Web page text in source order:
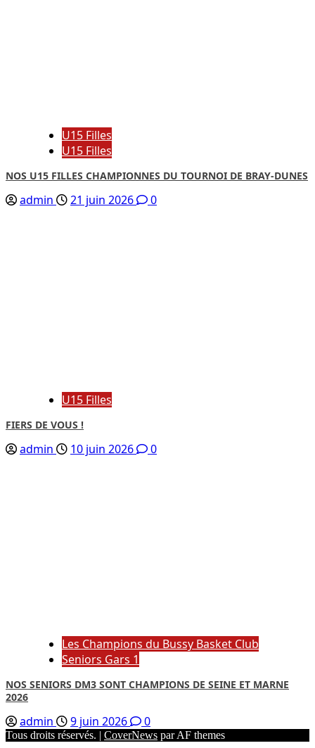
U15 Filles
U15 Filles
NOS U15 FILLES CHAMPIONNES DU TOURNOI DE BRAY-DUNES
admin 21 juin 2026 0
U15 Filles
FIERS DE VOUS !
admin 10 juin 2026 0
Les Champions du Bussy Basket Club
Seniors Gars 1
NOS SENIORS DM3 SONT CHAMPIONS DE SEINE ET MARNE
2026
admin 9 juin 2026 0
Tous droits réservés. | CoverNews par AF themes